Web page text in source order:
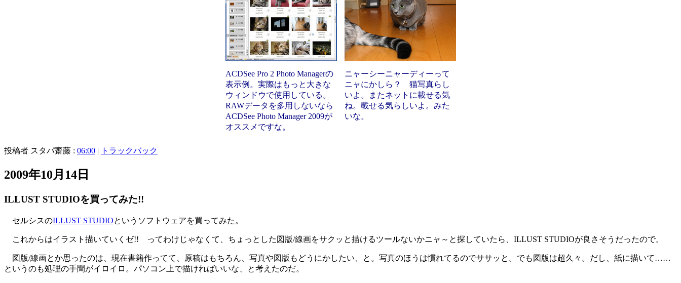
ACDSee Pro 2 Photo Managerの
表示例。実際はもっと大きな
ウィンドウで使用している。
RAWデータを多用しないなら
ACDSee Photo Manager 2009が
オススメですな。
ニャーシーニャーディーって
ニャにかしら？ 猫写真らし
いよ。またネットに載せる気
ね。載せる気らしいよ。みた
いな。
投稿者 スタパ齋藤 : 06:00 トラックバック
2009年10月14日
ILLUST STUDIOを買ってみた!!
セルシスのILLUST STUDIOというソフトウェアを買ってみた。
これからはイラスト描いていくゼ!! ってわけじゃなくて、ちょっとした図版/線画をサクッと描けるツールないかニャ～と探していたら、ILLUST STUDIOが良さそうだったので。
図版/線画とか思ったのは、現在書籍作ってて、原稿はもちろん、写真や図版もどうにかしたい、と。写真のほうは慣れてるのでササッと。でも図版は超久々。だし、紙に描いて……
というのも処理の手間がイロイロ。パソコン上で描ければいいな、と考えたのだ。